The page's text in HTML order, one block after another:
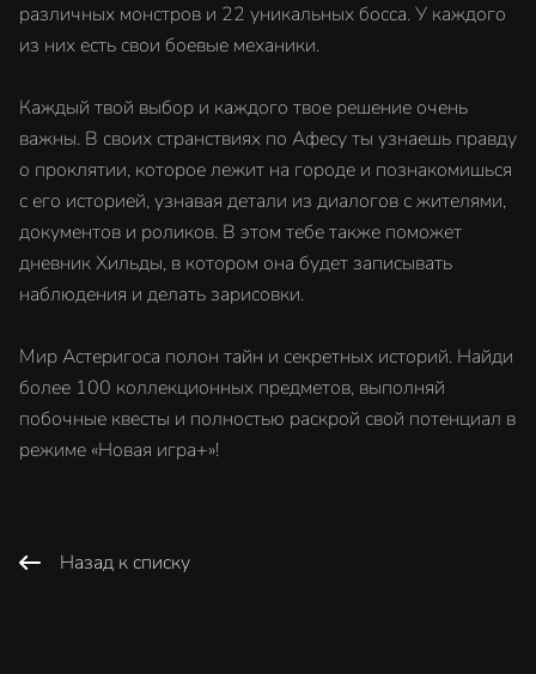
различных монстров и 22 уникальных босса. У каждого
из них есть свои боевые механики.
Каждый твой выбор и каждого твое решение очень
важны. В своих странствиях по Афесу ты узнаешь правду
о проклятии, которое лежит на городе и познакомишься
с его историей, узнавая детали из диалогов с жителями,
документов и роликов. В этом тебе также поможет
дневник Хильды, в котором она будет записывать
наблюдения и делать зарисовки.
Мир Астеригоса полон тайн и секретных историй. Найди
более 100 коллекционных предметов, выполняй
побочные квесты и полностью раскрой свой потенциал в
режиме «Новая игра+»!
Назад к списку